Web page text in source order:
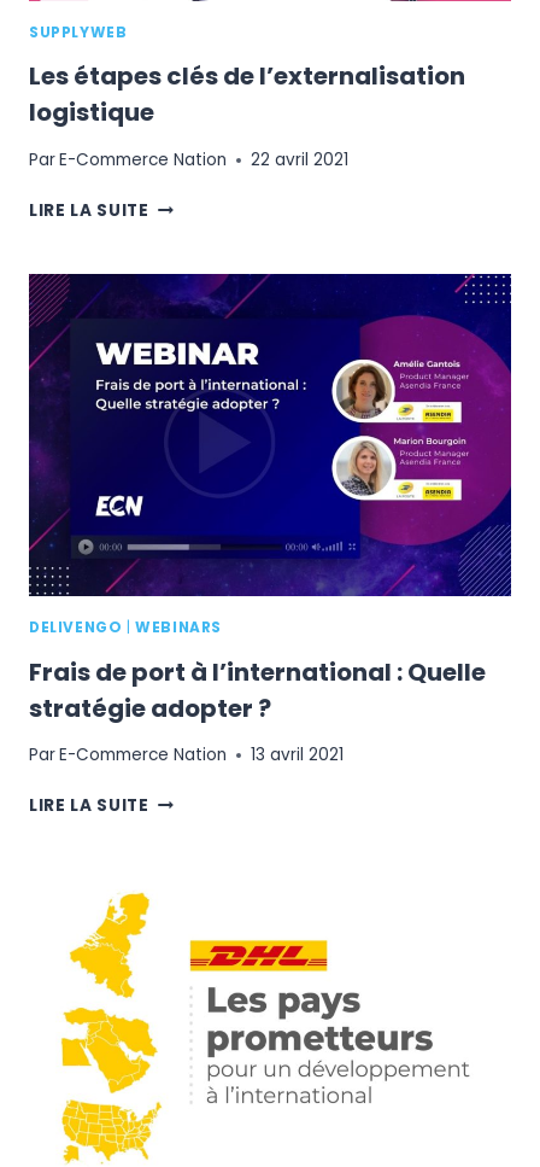
SUPPLYWEB
Les étapes clés de l’externalisation
logistique
ParE-Commerce Nation 22 avril 2021
LIRE LA SUITE LES
DE
L’EXTERNALISATION
DELIVENGO |WEBINARS
Frais de port à l’international : Quelle
stratégie adopter ?
ParE-Commerce Nation 13 avril 2021
LIRE LA SUITE FRAIS
L’INTERNATIONAL
QUELLE
STRATÉGIE
ADOPTER
?